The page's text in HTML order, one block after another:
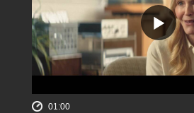
01:00